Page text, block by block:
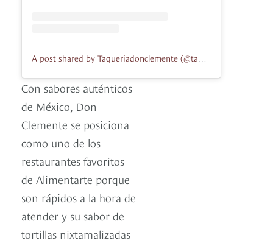
Con sabores auténticos
de México, Don
Clemente se posiciona
como uno de los
restaurantes favoritos
de Alimentarte porque
son rápidos a la hora de
atender y su sabor de
tortillas nixtamalizadas